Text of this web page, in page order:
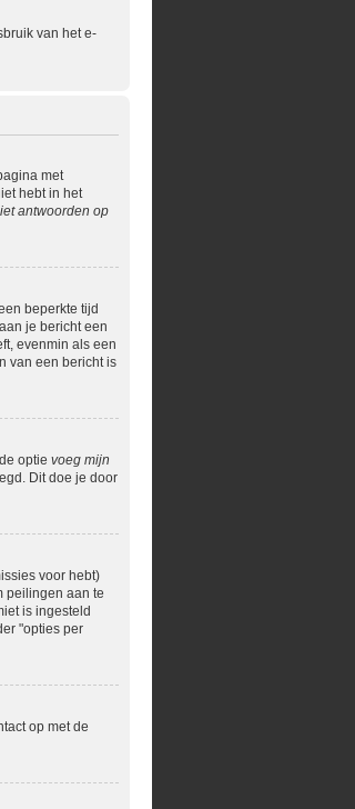
van het e-
met
hebt in het
antwoorden op
beperkte tijd
je bericht een
evenmin als een
van een bericht is
optie voeg mijn
Dit doe je door
voor hebt)
peilingen aan te
is ingesteld
"opties per
op met de